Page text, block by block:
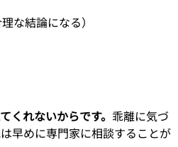
な結論になる）
くれないからです。 乖離に気づ
早めに専門家に相談することが